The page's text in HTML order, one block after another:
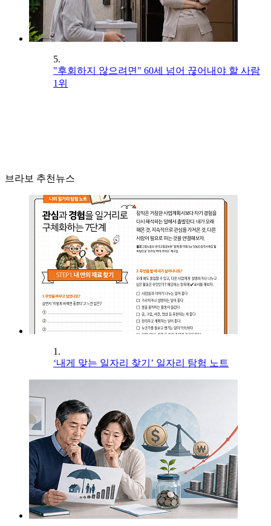
5.
"후회하지 않으려면" 60세 넘어 끊어내야 할 사람
1위
브라보 추천뉴스
1.
‘내게 맞는 일자리 찾기’ 일자리 탐험 노트